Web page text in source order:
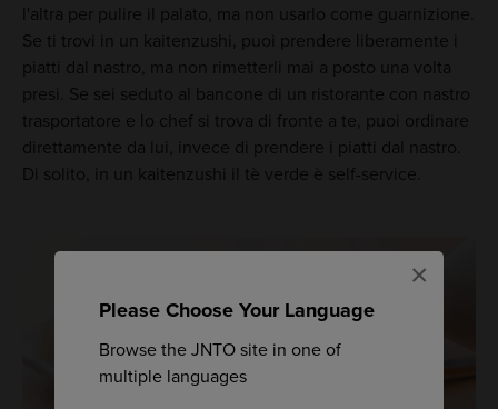
Please Choose Your Language
Browse the JNTO site in one of
multiple languages
×
l'altra per pulire il palato, ma non usarlo come guarnizione.
Se ti trovi in un kaitenzushi, puoi prendere liberamente i
piatti dal nastro, ma non rimetterli mai a posto una volta
presi. Se sei seduto al bancone di un ristorante con nastro
trasportatore e lo chef si trova di fronte a te, puoi ordinare
direttamente da lui, invece di prendere i piatti dal nastro.
Di solito, in un kaitenzushi il tè verde è self-service.